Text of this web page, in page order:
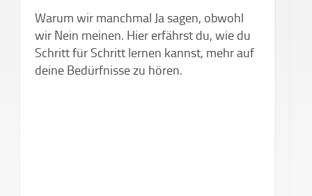
Warum wir manchmal Ja sagen, obwohl
wir Nein meinen. Hier erfährst du, wie du
Schritt für Schritt lernen kannst, mehr auf
deine Bedürfnisse zu hören.